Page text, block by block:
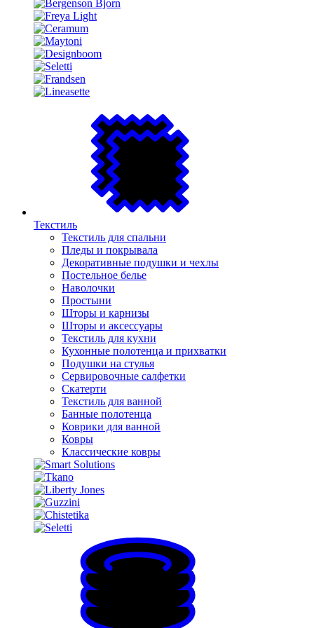
Текстиль
Текстиль для спальни
Пледы и покрывала
Декоративные подушки и чехлы
Постельное белье
Наволочки
Простыни
Шторы и карнизы
Шторы и аксессуары
Текстиль для кухни
Кухонные полотенца и прихватки
Подушки на стулья
Сервировочные салфетки
Скатерти
Текстиль для ванной
Банные полотенца
Коврики для ванной
Ковры
Классические ковры